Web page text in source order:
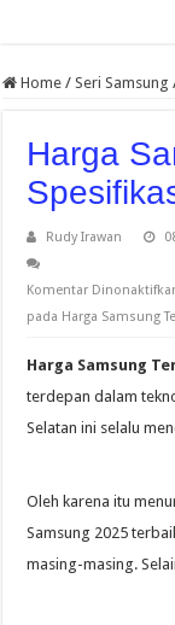
Home / Seri Samsung
Harga
Rudy Irawan
Komentar
pada Harga Samsung
Harga Samsung
terdepan dalam
Selatan ini selalu
Oleh karena itu
Samsung 2025
masing-masing.